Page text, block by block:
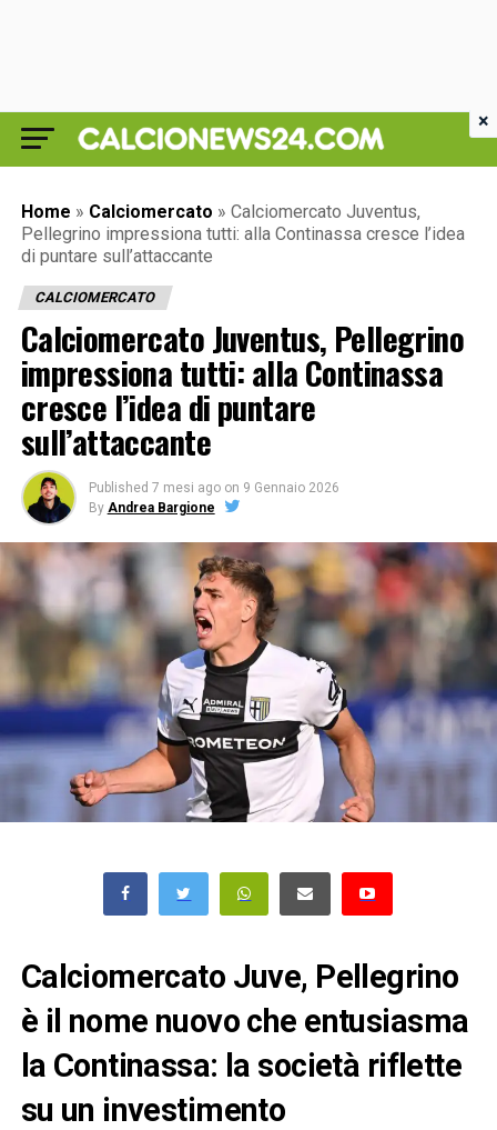
Home » Calciomercato » Calciomercato Juventus,
Pellegrino impressiona tutti: alla Continassa cresce l’idea
di puntare sull’attaccante
CALCIOMERCATO
Calciomercato Juventus, Pellegrino
impressiona tutti: alla Continassa
cresce l’idea di puntare
sull’attaccante
Published 7 mesi ago on 9 Gennaio 2026
By Andrea Bargione
Calciomercato Juve, Pellegrino
è il nome nuovo che entusiasma
la Continassa: la società riflette
su un investimento
×